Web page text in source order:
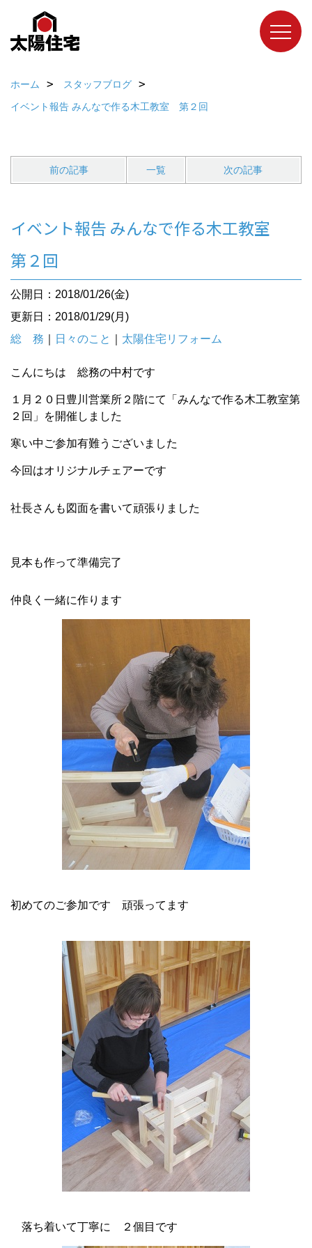
ホーム
スタッフブログ
イベント報告 みんなで作る木工教室 第２回
前の記事 一覧 次の記事
イベント報告 みんなで作る木工教室
第２回
公開日：2018/01/26(金)
更新日：2018/01/29(月)
総 務
日々のこと 太陽住宅リフォーム
こんにちは 総務の中村です
１月２０日豊川営業所２階にて「みんなで作る木工教室第
２回」を開催しました
寒い中ご参加有難うございました
今回はオリジナルチェアーです
社長さんも図面を書いて頑張りました
見本も作って準備完了
仲良く一緒に作ります
初めてのご参加です 頑張ってます
落ち着いて丁寧に ２個目です